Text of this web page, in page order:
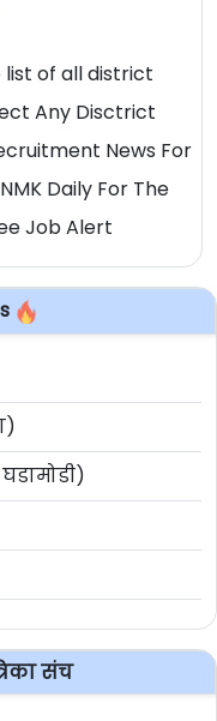
of all district
Any Disctrict
News For
Daily For The
Job Alert
संच